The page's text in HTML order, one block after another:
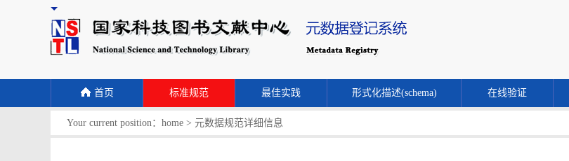
首页 标准规范 最佳实践 形式化描述(schema) 在线验证
Your current position： home > 元数据规范详细信息